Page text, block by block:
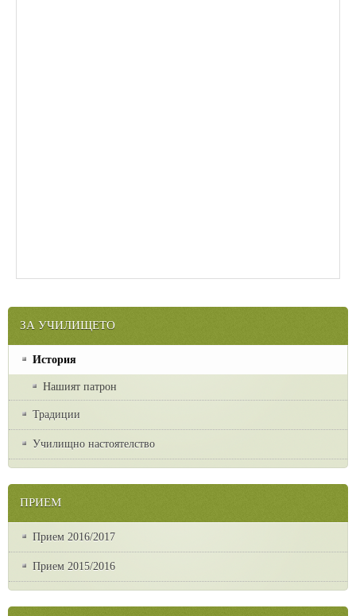
ЗА УЧИЛИЩЕТО
История
Нашият патрон
Традиции
Училищно настоятелство
ПРИЕМ
Прием 2016/2017
Прием 2015/2016